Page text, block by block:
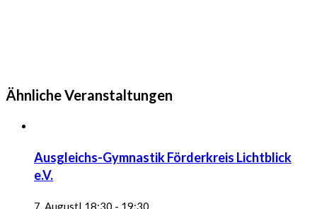
Ähnliche Veranstaltungen
Ausgleichs-Gymnastik Förderkreis Lichtblick
e.V.
7. August| 18:30 - 19:30